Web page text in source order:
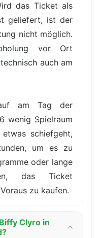
das Ticket als
geliefert, ist der
nicht möglich.
vor Ort
auch am
am Tag der
wenig Spielraum
schiefgeht,
um es zu
oder lange
das Ticket
zu kaufen.
Clyro in